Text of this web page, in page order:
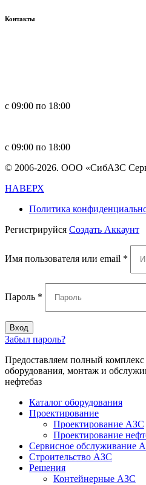
Контакты
с 09:00 по 18:00
с 09:00 по 18:00
© 2006-2026. ООО «СибАЗС
НАВЕРХ
Политика
Регистрируйся Создать Аккаунт
Имя пользователя или email *
Пароль *
Вход
Забыл пароль?
Предоставляем полный комплекс
оборудования, монтаж и
нефтебаз
Каталог оборудования
Проектирование
Проектирование АЗС
Проектирование
Cервисное обслуживание
Строительство АЗС
Решения
Контейнерные АЗС